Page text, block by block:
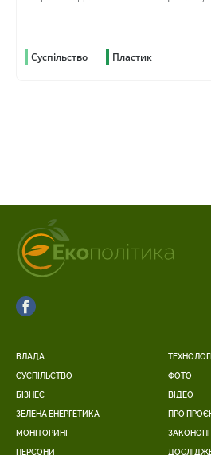
Суспільство Пластик
ВЛАДА
СУСПІЛЬСТВО
БІЗНЕС
ЗЕЛЕНА ЕНЕРГЕТИКА
МОНІТОРИНГ
ПЕРСОНИ
ТЕХНОЛОГІЇ
ФОТО
ВІДЕО
ПРО